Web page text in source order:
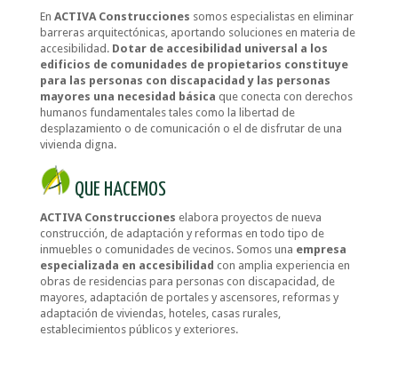
En ACTIVA Construcciones somos especialistas en eliminar
barreras arquitectónicas, aportando soluciones en materia de
accesibilidad. Dotar de accesibilidad universal a los
edificios de comunidades de propietarios constituye
para las personas con discapacidad y las personas
mayores una necesidad básica que conecta con derechos
humanos fundamentales tales como la libertad de
desplazamiento o de comunicación o el de disfrutar de una
vivienda digna.
QUE HACEMOS
ACTIVA Construcciones elabora proyectos de nueva
construcción, de adaptación y reformas en todo tipo de
inmuebles o comunidades de vecinos. Somos una empresa
especializada en accesibilidad con amplia experiencia en
obras de residencias para personas con discapacidad, de
mayores, adaptación de portales y ascensores, reformas y
adaptación de viviendas, hoteles, casas rurales,
establecimientos públicos y exteriores.